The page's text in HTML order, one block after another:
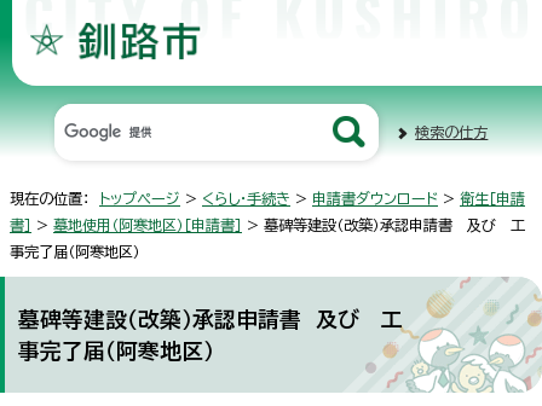
検索の仕方
現在の位置： トップページ > くらし・手続き > 申請書ダウンロード > 衛生［申請
書］
> 墓地使用（阿寒地区）［申請書］
> 墓碑等建設（改築）承認申請書 及び 工
事完了届（阿寒地区）
墓碑等建設（改築）承認申請書 及び 工
事完了届（阿寒地区）